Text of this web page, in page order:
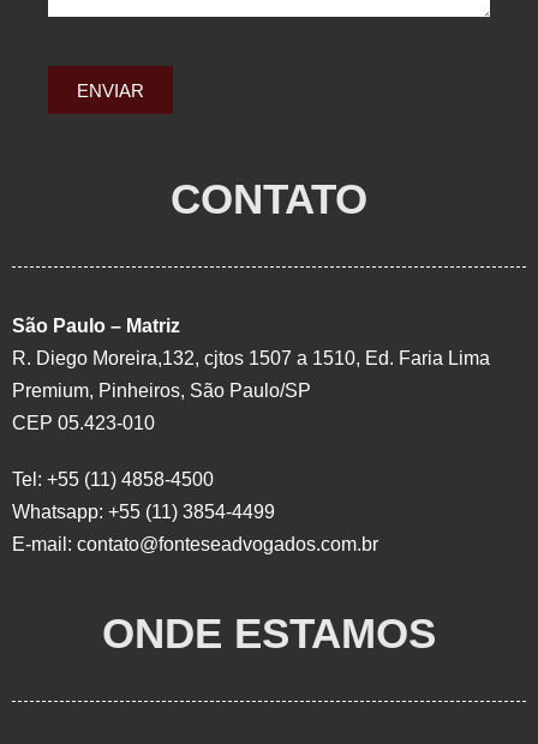
ENVIAR
CONTATO
São Paulo – Matriz
R. Diego Moreira,132, cjtos 1507 a 1510, Ed. Faria Lima
Premium, Pinheiros, São Paulo/SP
CEP 05.423-010
Tel: +55 (11) 4858-4500
Whatsapp: +55 (11) 3854-4499
E-mail: contato@fonteseadvogados.com.br
ONDE ESTAMOS